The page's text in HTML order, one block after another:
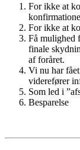
For ikke at
For ikke at
Få mulighed
finale
af foråret.
Vi nu har
viderefører
Som led i
Besparelse